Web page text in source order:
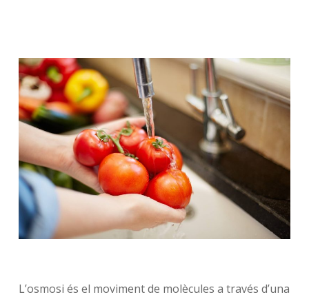
L’osmosi és el moviment de molècules a través d’una